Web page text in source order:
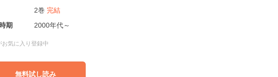
2巻 完結
期
2000年代～
お気に入り登録中
無料試し読み